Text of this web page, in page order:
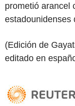
prometió arancel
estadounidenses
(Edición de
editado en